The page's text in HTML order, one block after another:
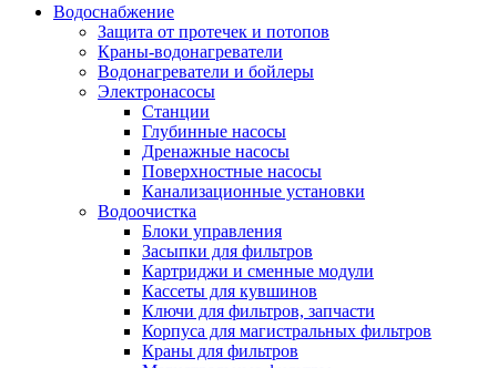
Строительные товары
Все для бани
Полезные статьи
Водоснабжение
Защита от протечек и потопов
Краны-водонагреватели
Водонагреватели и бойлеры
Электронасосы
Станции
Глубинные насосы
Дренажные насосы
Поверхностные насосы
Канализационные установки
Водоочистка
Блоки управления
Засыпки для фильтров
Картриджи и сменные модули
Кассеты для кувшинов
Ключи для фильтров, запчасти
Корпуса для магистральных фильтров
Краны для фильтров